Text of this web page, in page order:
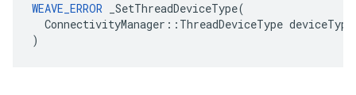
WEAVE_ERROR _SetThreadDeviceType(
  ConnectivityManager::ThreadDeviceType deviceType
)